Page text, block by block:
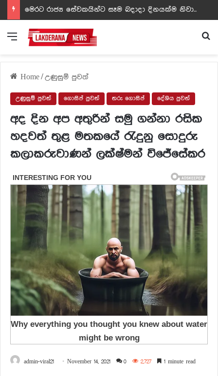
ඩඩ්ලිට දෙවෙනි නොවූ රත්න සහල් අධිපති..- PHOTOS
Menu
Home/උණුසුම් පුවත්
උණුසුම් පුවත් ගොසිප් පුවත් තරු ගොසිප් දේශිය පුවත්
අද දින අප අතුරින් සමු ගන්නා රසික
හදවත් තුළ මතකයේ රැදුනු සොදුරු
කලාකරුවාණන් ලක්ෂ්මන් විජේසේකර
admin-viral21 November 14, 2021 0 2,727 1 minute read